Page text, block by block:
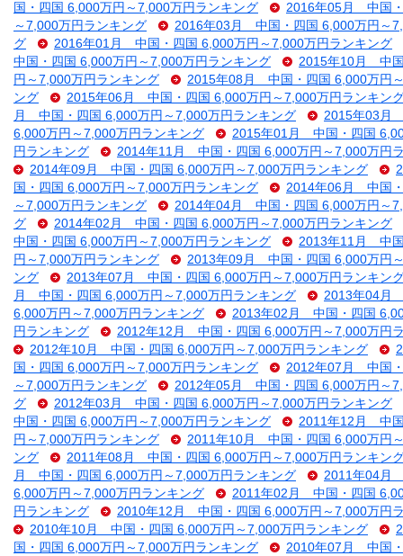
国・四国 6,000万円～7,000万円ランキング
2016年05月 中国
～7,000万円ランキング
2016年03月 中国・四国 6,000万円～
グ
2016年01月 中国・四国 6,000万円～7,000万円ランキング
中国・四国 6,000万円～7,000万円ランキング
2015年10月 中国
円～7,000万円ランキング
2015年08月 中国・四国 6,000万円
ング
2015年06月 中国・四国 6,000万円～7,000万円ランキン
月 中国・四国 6,000万円～7,000万円ランキング
2015年03月
6,000万円～7,000万円ランキング
2015年01月 中国・四国
円ランキング
2014年11月 中国・四国 6,000万円～7,000万円
2014年09月 中国・四国 6,000万円～7,000万円ランキング
国・四国 6,000万円～7,000万円ランキング
2014年06月 中国
～7,000万円ランキング
2014年04月 中国・四国 6,000万円～
グ
2014年02月 中国・四国 6,000万円～7,000万円ランキング
中国・四国 6,000万円～7,000万円ランキング
2013年11月 中国
円～7,000万円ランキング
2013年09月 中国・四国 6,000万円
ング
2013年07月 中国・四国 6,000万円～7,000万円ランキン
月 中国・四国 6,000万円～7,000万円ランキング
2013年04月
6,000万円～7,000万円ランキング
2013年02月 中国・四国
円ランキング
2012年12月 中国・四国 6,000万円～7,000万円
2012年10月 中国・四国 6,000万円～7,000万円ランキング
国・四国 6,000万円～7,000万円ランキング
2012年07月 中国
～7,000万円ランキング
2012年05月 中国・四国 6,000万円～
グ
2012年03月 中国・四国 6,000万円～7,000万円ランキング
中国・四国 6,000万円～7,000万円ランキング
2011年12月 中国
円～7,000万円ランキング
2011年10月 中国・四国 6,000万円
ング
2011年08月 中国・四国 6,000万円～7,000万円ランキン
月 中国・四国 6,000万円～7,000万円ランキング
2011年04月
6,000万円～7,000万円ランキング
2011年02月 中国・四国
円ランキング
2010年12月 中国・四国 6,000万円～7,000万円
2010年10月 中国・四国 6,000万円～7,000万円ランキング
国・四国 6,000万円～7,000万円ランキング
2010年07月 中国